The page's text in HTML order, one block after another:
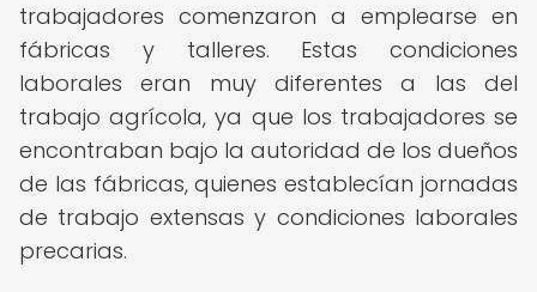
trabajadores comenzaron a emplearse en
fábricas y talleres. Estas condiciones
laborales eran muy diferentes a las del
trabajo agrícola, ya que los trabajadores se
encontraban bajo la autoridad de los dueños
de las fábricas, quienes establecían jornadas
de trabajo extensas y condiciones laborales
precarias.